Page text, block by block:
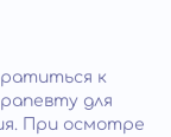
к
для
При осмотре